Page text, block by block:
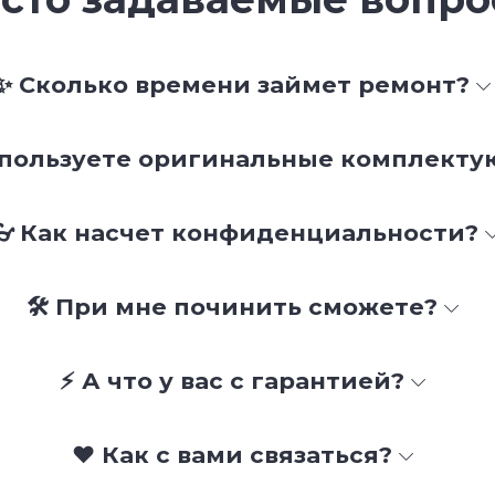
Сколько времени займет ремонт?
оригинальные
Как насчет конфиденциальности?
🛠 При мне починить сможете?
⚡ А что у вас с гарантией?
❤️ Как с вами связаться?